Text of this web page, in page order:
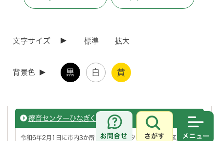
文字サイズ 標準 拡大
背景色 黒 白 黄
お問合せ
さがす
ページ番号：J006742
医療法及び厚生労働大臣が定める掲示事項
療育センターひなぎくのご案内
令和6年2月1日に市内3か所目の療育センターとして岩槻区府内に